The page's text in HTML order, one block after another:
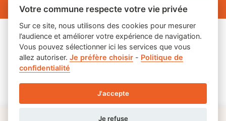
Les labels
Votre commune respecte votre vie privée
Sur ce site, nous utilisons des cookies pour mesurer
l’audience et améliorer votre expérience de navigation.
Vous pouvez sélectionner ici les services que vous
allez autoriser.Je préfère choisir - Politique de
confidentialité
J'accepte
Je refuse